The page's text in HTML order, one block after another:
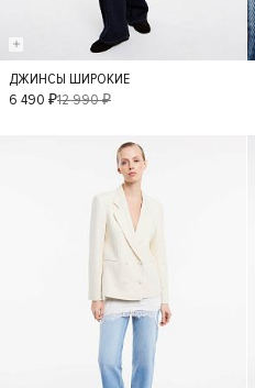
36 42
ДЖИНСЫ ШИРОКИЕ
6 490 ₽12 990 ₽